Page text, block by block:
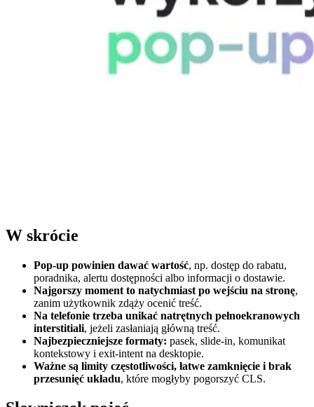
W skrócie
Pop-up powinien dawać wartość, np. dostęp do rabatu,
poradnika, alertu dostępności albo informacji o dostawie.
Najgorszy moment to natychmiast po wejściu na stronę,
zanim użytkownik zdąży ocenić treść.
Na telefonie trzeba unikać natrętnych pełnoekranowych
interstitiali, jeżeli zasłaniają główną treść.
Najbezpieczniejsze formaty: pasek, slide-in, komunikat
kontekstowy i exit-intent na desktopie.
Ważne są limity częstotliwości, łatwe zamknięcie i brak
przesunięć układu, które mogłyby pogorszyć CLS.